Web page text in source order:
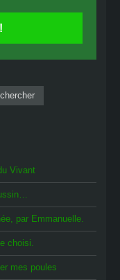
Vivant
par Emmanuelle.
choisi.
mes poules